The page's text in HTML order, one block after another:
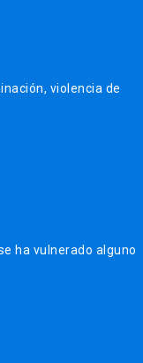
violencia de
ha vulnerado alguno